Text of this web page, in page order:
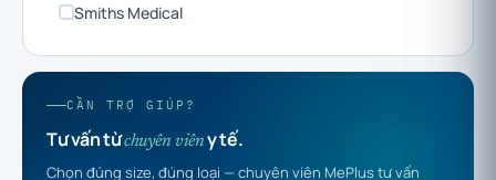
Smiths Medical
CẦN TRỢ GIÚP?
Tư vấn từchuyên viêny tế.
Chọn đúng size, đúng loại — chuyên viên MePlus tư vấn